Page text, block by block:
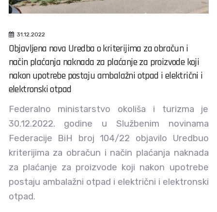
31.12.2022
Objavljena nova Uredba o kriterijima za obračun i
način plaćanja naknada za plaćanje za proizvode koji
nakon upotrebe postaju ambalažni otpad i električni i
elektronski otpad
Federalno ministarstvo okoliša i turizma je
30.12.2022. godine u Službenim novinama
Federacije BiH broj 104/22 objavilo Uredbuo
kriterijima za obračun i način plaćanja naknada
za plaćanje za proizvode koji nakon upotrebe
postaju ambalažni otpad i električni i elektronski
otpad.